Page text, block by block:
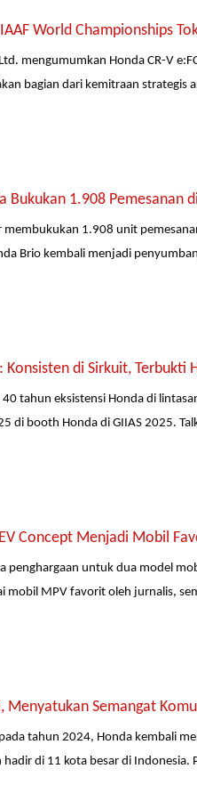
World Championships
mengumumkan Honda CR-V
bagian dari kemitraan strategis
1.908 Pemesanan
1.908 unit
Brio kembali menjadi
di Sirkuit, Terbukti
tahun eksistensi Honda di
di booth Honda di GIIAS 2025.
Concept Menjadi Mobil
penghargaan untuk dua model
mobil MPV favorit oleh jurnalis,
Semangat
tahun 2024, Honda kembali
di 11 kota besar di Indonesia.